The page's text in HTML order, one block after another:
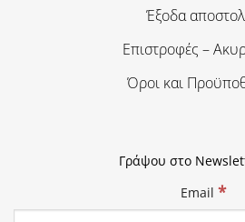
Έξοδα
Επιστροφές –
Όροι και
Γράψου στο
Email *